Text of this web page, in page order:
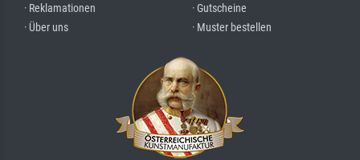
· Reklamationen
· Über uns
· Gutscheine
· Muster bestellen